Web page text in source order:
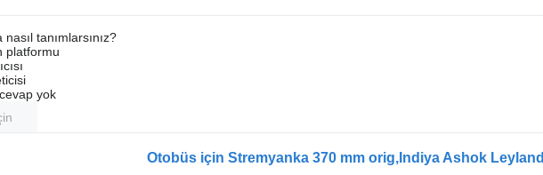
nasıl tanımlarsınız?
platformu
yok
Otobüs için Stremyanka 370 mm orig,Indiya Ashok Leyland